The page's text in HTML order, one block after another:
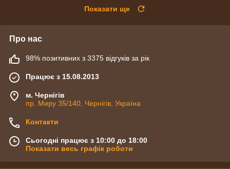
Показати ще
Про нас
98% позитивних з 3375 відгуків за рік
Працює з 15.08.2013
м. Чернігів
пр. Миру 35/140, Чернігів, Україна
Контакти
Сьогодні працює з 10:00 до 18:00
Показати весь графік роботи